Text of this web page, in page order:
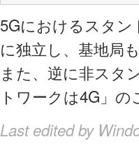
5Gにおけるスタ
に独立し、基地局
また、逆に非スタ
トワークは4G」
Last edited by